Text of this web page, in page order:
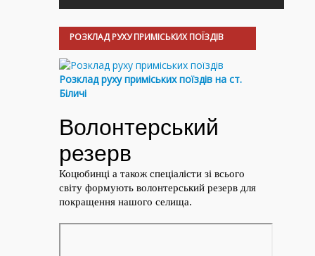
РОЗКЛАД РУХУ ПРИМІСЬКИХ ПОЇЗДІВ
Розклад руху приміських поїздів на ст.
Біличі